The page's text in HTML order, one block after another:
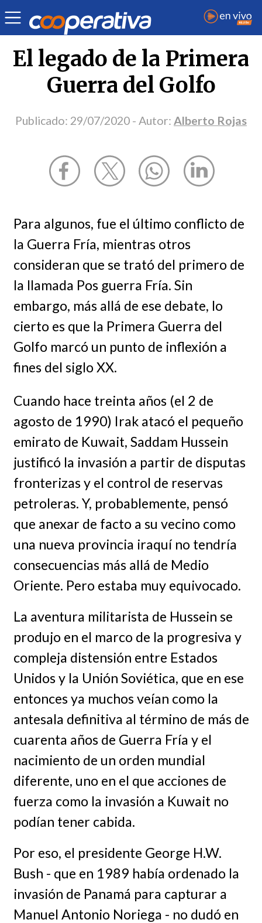
Opinión | Alberto Rojas
El legado de la Primera
Guerra del Golfo
Publicado: 29/07/2020 - Autor: Alberto Rojas
Para algunos, fue el último conflicto de
la Guerra Fría, mientras otros
consideran que se trató del primero de
la llamada Pos guerra Fría. Sin
embargo, más allá de ese debate, lo
cierto es que la Primera Guerra del
Golfo marcó un punto de inflexión a
fines del siglo XX.
Cuando hace treinta años (el 2 de
agosto de 1990) Irak atacó el pequeño
emirato de Kuwait, Saddam Hussein
justificó la invasión a partir de disputas
fronterizas y el control de reservas
petroleras. Y, probablemente, pensó
que anexar de facto a su vecino como
una nueva provincia iraquí no tendría
consecuencias más allá de Medio
Oriente. Pero estaba muy equivocado.
La aventura militarista de Hussein se
produjo en el marco de la progresiva y
compleja distensión entre Estados
Unidos y la Unión Soviética, que en ese
entonces ya muchos veían como la
antesala definitiva al término de más de
cuarenta años de Guerra Fría y el
nacimiento de un orden mundial
diferente, uno en el que acciones de
fuerza como la invasión a Kuwait no
podían tener cabida.
Por eso, el presidente George H.W.
Bush - que en 1989 había ordenado la
invasión de Panamá para capturar a
Manuel Antonio Noriega - no dudó en